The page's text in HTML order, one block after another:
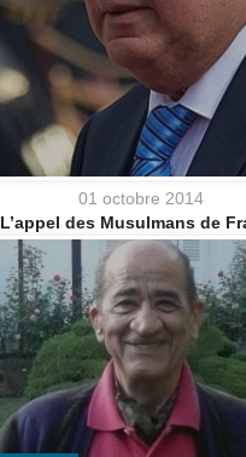
01 octobre 2014
L’appel des Musulmans de